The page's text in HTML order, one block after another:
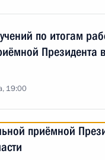
по итогам
Президента
19:00
приёмной